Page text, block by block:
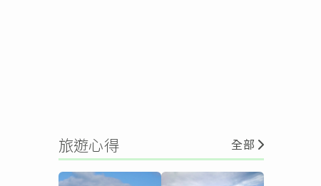
旅遊心得 全部